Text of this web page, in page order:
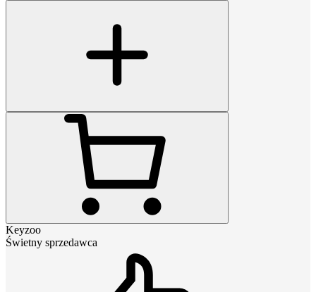
Keyzoo
Świetny sprzedawca